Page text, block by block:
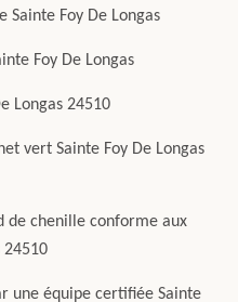
Sainte Foy De Longas
Foy De Longas
Longas 24510
vert Sainte Foy De Longas
de chenille conforme aux
24510
une équipe certifiée Sainte